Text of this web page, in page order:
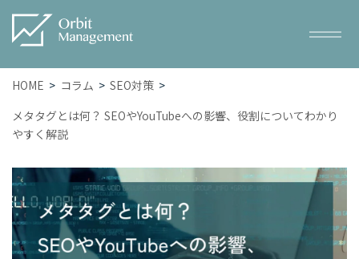
Service
サービス一覧
– トータルWEBマーケティング
HOME コラム
SEO対策
メタタグとは何？ SEOやYouTubeへの影響、役割についてわかり
やすく解説